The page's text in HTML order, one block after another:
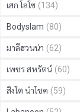
เสก โลโซ (134)
Bodyslam (80)
มาลีฮวนน่า (62)
เพชร สหรัตน์ (60)
สิงโต นำโชค (59)